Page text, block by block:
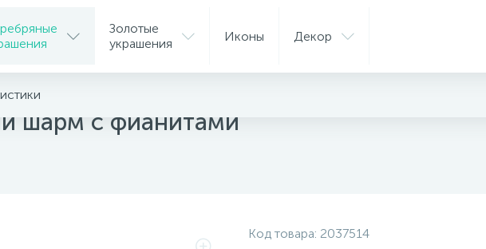
Золотые
украшения
Иконы Декор
шарм с фианитами
Код товара: 2037514